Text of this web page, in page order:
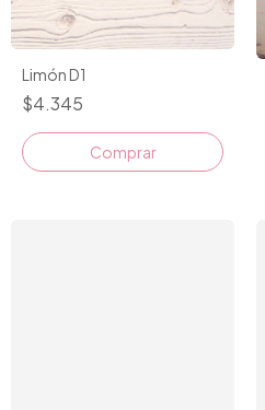
Limón D1
$4.345
Comprar